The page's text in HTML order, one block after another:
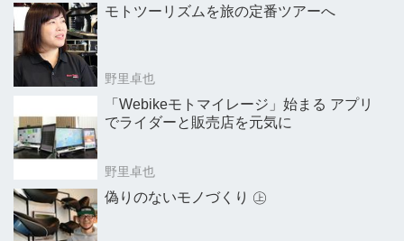
モトツーリズムを旅の定番ツアーへ
野里卓也
「Webikeモトマイレージ」始まる アプリ
でライダーと販売店を元気に
野里卓也
偽りのないモノづくり ㊤